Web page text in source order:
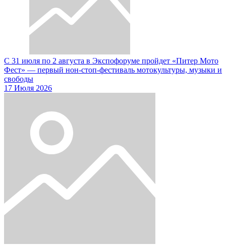
С 31 июля по 2 августа в Экспофоруме пройдет «Питер Мото
Фест» — первый нон-стоп-фестиваль мотокультуры, музыки и
свободы
17 Июля 2026